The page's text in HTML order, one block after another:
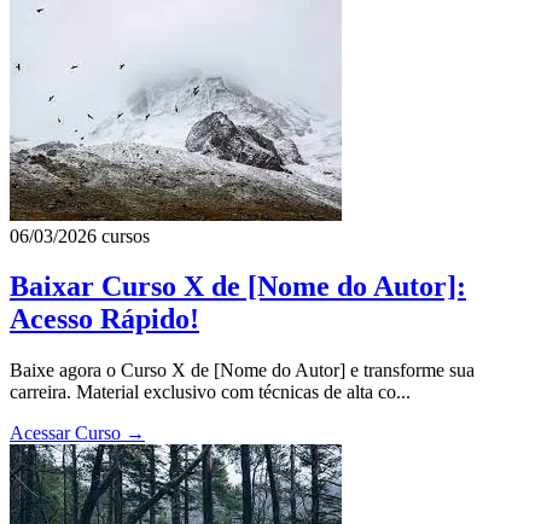
06/03/2026 cursos
Baixar Curso X de [Nome do Autor]:
Acesso Rápido!
Baixe agora o Curso X de [Nome do Autor] e transforme sua
carreira. Material exclusivo com técnicas de alta co...
Acessar Curso →